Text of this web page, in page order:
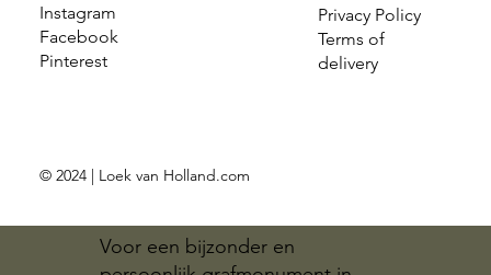
Voor een bijzonder en
Instagram
Facebook
Pinterest
Privacy Policy
Terms of
delivery
© 2024 | Loek van Holland.com